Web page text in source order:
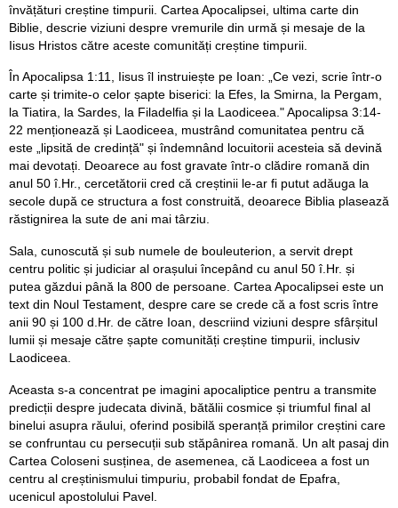
învățături creștine timpurii. Cartea Apocalipsei, ultima carte din
Biblie, descrie viziuni despre vremurile din urmă și mesaje de la
Iisus Hristos către aceste comunități creștine timpurii.
În Apocalipsa 1:11, Iisus îl instruiește pe Ioan: „Ce vezi, scrie într-o
carte și trimite-o celor șapte biserici: la Efes, la Smirna, la Pergam,
la Tiatira, la Sardes, la Filadelfia și la Laodiceea." Apocalipsa 3:14-
22 menționează și Laodiceea, mustrând comunitatea pentru că
este „lipsită de credință" și îndemnând locuitorii acesteia să devină
mai devotați. Deoarece au fost gravate într-o clădire romană din
anul 50 î.Hr., cercetătorii cred că creștinii le-ar fi putut adăuga la
secole după ce structura a fost construită, deoarece Biblia plasează
răstignirea la sute de ani mai târziu.
Sala, cunoscută și sub numele de bouleuterion, a servit drept
centru politic și judiciar al orașului începând cu anul 50 î.Hr. și
putea găzdui până la 800 de persoane. Cartea Apocalipsei este un
text din Noul Testament, despre care se crede că a fost scris între
anii 90 și 100 d.Hr. de către Ioan, descriind viziuni despre sfârșitul
lumii și mesaje către șapte comunități creștine timpurii, inclusiv
Laodiceea.
Aceasta s-a concentrat pe imagini apocaliptice pentru a transmite
predicții despre judecata divină, bătălii cosmice și triumful final al
binelui asupra răului, oferind posibilă speranță primilor creștini care
se confruntau cu persecuții sub stăpânirea romană. Un alt pasaj din
Cartea Coloseni susținea, de asemenea, că Laodiceea a fost un
centru al creștinismului timpuriu, probabil fondat de Epafra,
ucenicul apostolului Pavel.